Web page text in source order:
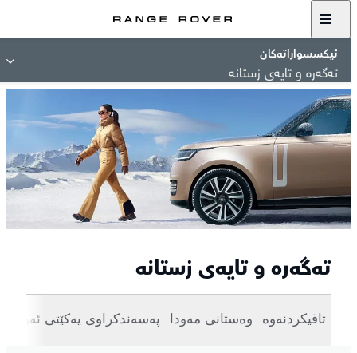
ئیکسسواراتەکان
تەگەرە و تایەی زستانە
تەگەرە و تایەی زستانە
تاقیکردنەوە وەستانی مەودا پەسەندکراوی یەکێتی ئەوروپا